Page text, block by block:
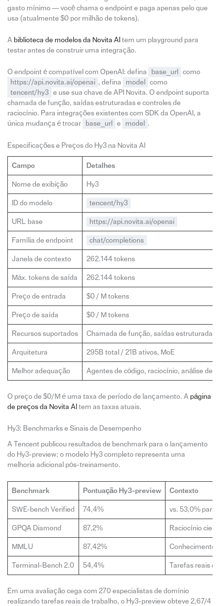
gasto mínimo — você chama o endpoint e paga apenas pelo que
usa (atualmente $0 por milhão de tokens).
A biblioteca de modelos da Novita AI tem um playground para
testar antes de construir uma integração.
O endpoint é compatível com OpenAI: defina base_url
como
https://api.novita.ai/openai , defina model
como
tencent/hy3
e use sua chave de API Novita. O endpoint suporta
chamada de função, saídas estruturadas e controles de
raciocínio. Para integrações existentes com SDK da OpenAI, a
única mudança é trocar
base_url e model .
Especificações e Preços do Hy3 na Novita AI
Campo Detalhes
Nome de exibição Hy3
ID do modelo tencent/hy3
URL base https://api.novita.ai/openai
Família de endpoint chat/completions
Janela de contexto 262.144 tokens
Máx. tokens de saída 262.144 tokens
Preço de entrada $0 / M tokens
Preço de saída $0 / M tokens
Recursos suportados Chamada de função, saídas estruturadas,
Arquitetura 295B total / 21B ativos, MoE
Melhor adequação Agentes de código, raciocínio, análise de
O preço de $0/M é uma taxa de período de lançamento. A página
de preços da Novita AI tem as taxas atuais.
Hy3: Benchmarks e Sinais de Desempenho
A Tencent publicou resultados de benchmark para o lançamento
do Hy3-preview; o modelo Hy3 completo representa uma
melhoria adicional pós-treinamento.
Benchmark Pontuação Hy3-preview Contexto
SWE-bench Verified 74,4% vs. 53,0% para
GPQA Diamond 87,2% Raciocínio
MMLU 87,42% Conhecimento
Terminal-Bench 2.0 54,4% Tarefas reais
Em uma avaliação cega com 270 especialistas de domínio
realizando tarefas reais de trabalho, o Hy3-preview obteve 2,67/4